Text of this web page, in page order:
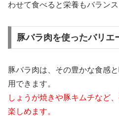
わせて食べると栄養もバランス
豚バラ肉を使ったバリエ
豚バラ肉は、その豊かな食感
用できます。
しょうが焼きや豚キムチなど
楽しめます。